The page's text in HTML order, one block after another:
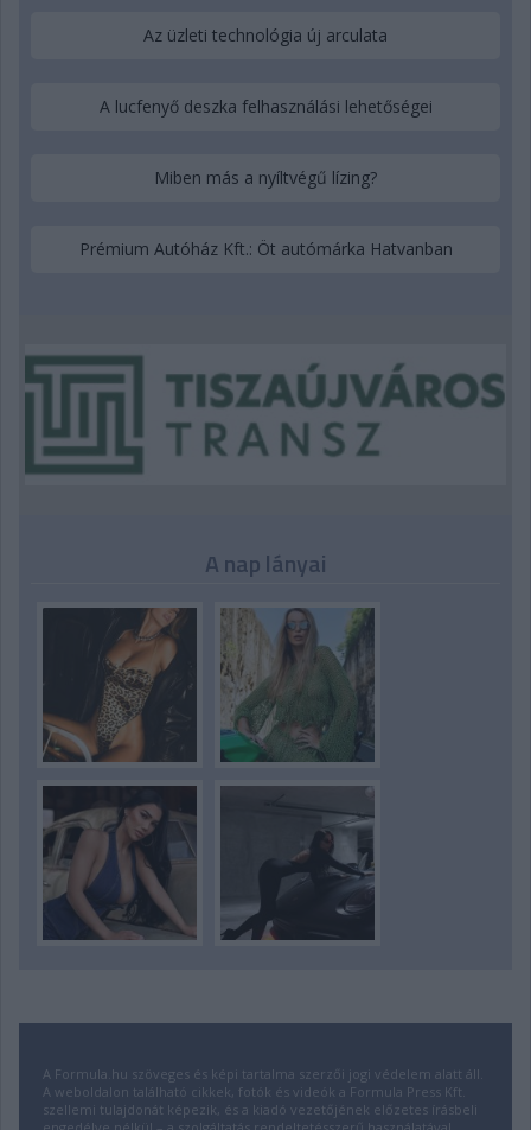
Az üzleti technológia új arculata
A lucfenyő deszka felhasználási lehetőségei
Miben más a nyíltvégű lízing?
Prémium Autóház Kft.: Öt autómárka Hatvanban
A nap lányai
A Formula.hu szöveges és képi tartalma szerzői jogi védelem alatt áll.
A weboldalon található cikkek, fotók és videók a Formula Press Kft.
szellemi tulajdonát képezik, és a kiadó vezetőjének előzetes írásbeli